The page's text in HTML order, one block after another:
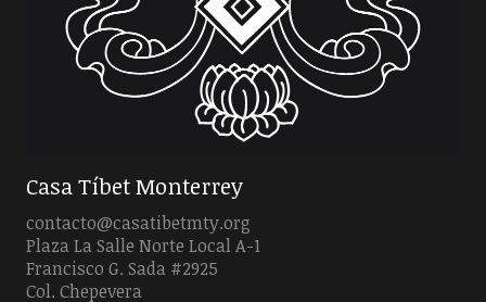
Casa Tíbet Monterrey
contacto@casatibetmty.org
Plaza La Salle Norte Local A-1
Francisco G. Sada #2925
Col. Chepevera